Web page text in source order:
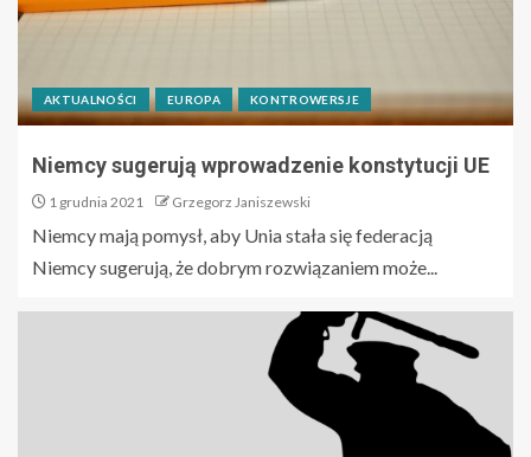
AKTUALNOŚCI EUROPA KONTROWERSJE
Niemcy sugerują wprowadzenie konstytucji UE
1 grudnia 2021 Grzegorz Janiszewski
Niemcy mają pomysł, aby Unia stała się federacją
Niemcy sugerują, że dobrym rozwiązaniem może...